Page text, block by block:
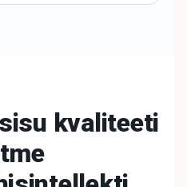
kvaliteeti